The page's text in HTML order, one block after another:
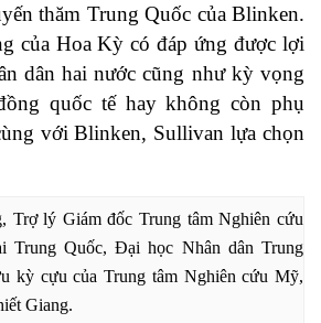
thăm Trung Quốc của Blinken.
của Hoa Kỳ có đáp ứng được lợi
dân hai nước cũng như kỳ vọng
quốc tế hay không còn phụ
với Blinken, Sullivan lựa chọn
Trợ lý Giám đốc Trung tâm Nghiên cứu
Trung Quốc, Đại học Nhân dân Trung
kỳ cựu của Trung tâm Nghiên cứu Mỹ,
Giang.